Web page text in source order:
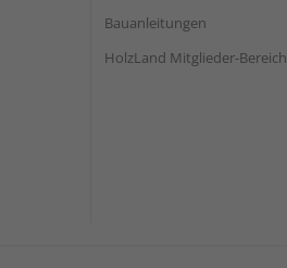
Bauanleitungen
HolzLand Mitglieder-Bereich